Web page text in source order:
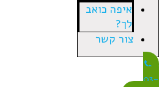
איפה כואב
לך?
צור קשר